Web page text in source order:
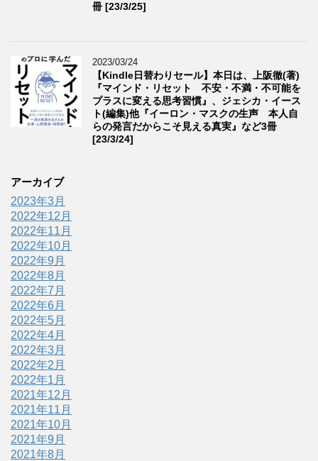
冊 [23/3/25]
2023/03/24
【Kindle日替わりセール】本日は、上阪徹(著)
『マインド・リセット 不安・不満・不可能を
プラスに変える思考習慣』、ジェシカ・イース
ト(編集)他『イーロン・マスクの生声 本人自
らの発言だからこそ見える真実』など3冊
[23/3/24]
アーカイブ
2023年3月
2022年12月
2022年11月
2022年10月
2022年9月
2022年8月
2022年7月
2022年6月
2022年5月
2022年4月
2022年3月
2022年2月
2022年1月
2021年12月
2021年11月
2021年10月
2021年9月
2021年8月